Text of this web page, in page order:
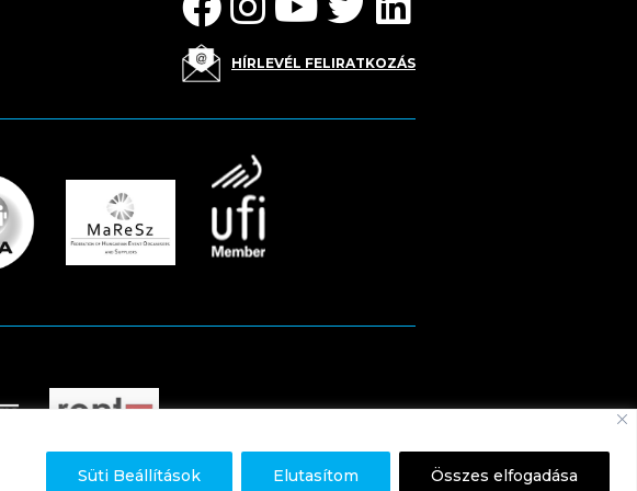
Süti Beállítások Elutasítom Összes elfogadása
HÍRLEVÉL FELIRATKOZÁS